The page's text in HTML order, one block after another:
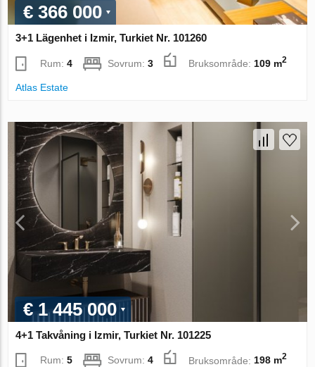
€ 366 000
3+1 Lägenhet i Izmir, Turkiet Nr. 101260
Rum:4 Sovrum:3 Bruksområde: 109 m2
Atlas Estate
€ 1 445 000
4+1 Takvåning i Izmir, Turkiet Nr. 101225
Rum:5 Sovrum:4 Bruksområde:198 m2